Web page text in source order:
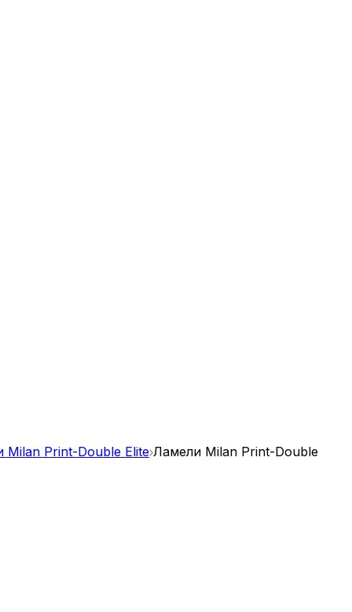
Milan Print-Double Elite Ламели Milan Print-Double